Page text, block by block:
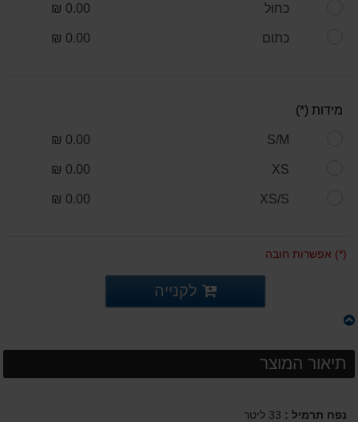
כחול 0.00 ₪
כתום 0.00 ₪
מידות (*)
S/M
0.00 ₪
XS
0.00 ₪
XS/S
0.00 ₪
(*) אפשרות חובה
לקנייה
תיאור המוצר
נפח תרמיל :